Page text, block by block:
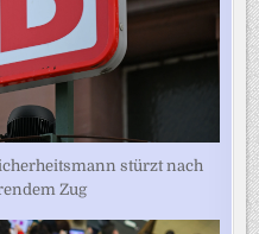
stürzt nach
Zug